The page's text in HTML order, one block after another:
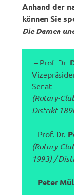
Anhand der
können Sie
Die Damen
– Prof. Dr.
Senat
(Rotary-
Distrikt
– Prof. Dr.
(Rotary-
1993) /
– Peter